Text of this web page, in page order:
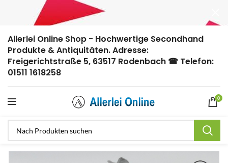
Allerlei Online Shop - Hochwertige Secondhand
Produkte & Antiquitäten. Adresse:
Freigerichtstraße 5, 63517 Rodenbach ☎ Telefon:
01511 1618258
0